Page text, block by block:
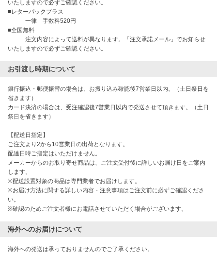
いたしますので必ずご確認ください。
■レターパックプラス
一律　手数料520円
■全国無料
注文内容によって送料が異なります。「注文承諾メール」でお知らせ
いたしますので必ずご確認ください。
お引渡し時期について
銀行振込・郵便振替の場合は、お振り込み確認後7営業日以内。（土日祭日を
省きます）
カード決済の場合は、受注確認後7営業日以内で発送させて頂きます。（土日
祭日を省きます）
【配送日指定】
ご注文より2から10営業日の出荷となります。
配達日時ご指定はいただけません。
メーカーからのお取り寄せ商品は、ご注文受付後に詳しいお届け日をご案内
します。
※配送設置対象の商品は専門業者でお届けします。
※お届け方法に関する詳しい内容・注意事項はご注文前に必ずご確認くださ
い。
※確認のためご注文者様にお電話させていただく場合がございます。
海外へのお届けについて
海外への発送は承っておりませんのでご了承ください。